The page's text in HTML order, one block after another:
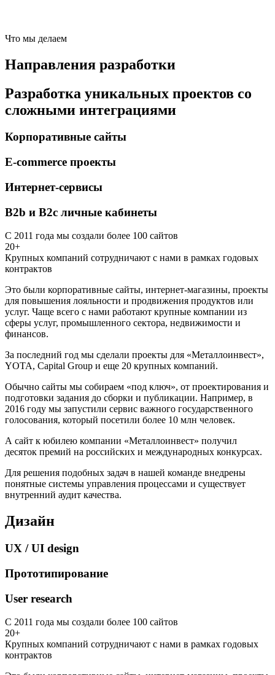
Что мы делаем
Направления разработки
Разработка уникальных проектов со
сложными интеграциями
Корпоративные сайты
E-commerce проекты
Интернет-сервисы
B2b и B2c личные кабинеты
С 2011 года мы создали более 100 сайтов
20+
Крупных компаний сотрудничают с нами в рамках годовых
контрактов
Это были корпоративные сайты, интернет-магазины, проекты
для повышения лояльности и продвижения продуктов или
услуг. Чаще всего с нами работают крупные компании из
сферы услуг, промышленного сектора, недвижимости и
финансов.
За последний год мы сделали проекты для «Металлоинвест»,
YOTA, Capital Group и еще 20 крупных компаний.
Обычно сайты мы собираем «под ключ», от проектирования и
подготовки задания до сборки и публикации. Например, в
2016 году мы запустили сервис важного государственного
голосования, который посетили более 10 млн человек.
А сайт к юбилею компании «Металлоинвест» получил
десяток премий на российских и международных конкурсах.
Для решения подобных задач в нашей команде внедрены
понятные системы управления процессами и существует
внутренний аудит качества.
Дизайн
UX / UI design
Прототипирование
User research
С 2011 года мы создали более 100 сайтов
20+
Крупных компаний сотрудничают с нами в рамках годовых
контрактов